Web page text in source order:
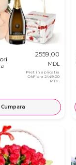
2559,00
MDL
Pret in aplicatia
OkFlora 2449,00
MDL
Cumpara